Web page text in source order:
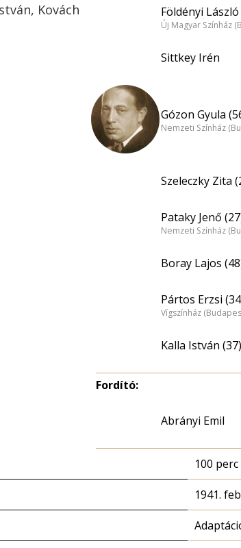
Kovách
Földényi László
Új Magyar Színház
Sittkey Irén
Gózon Gyula
Nemzeti Színház
Szeleczky Zita
Pataky Jenő
Nemzeti Színház
Boray Lajos
Pártos Erzsi
Vígszínház
Kalla István (37)
Fordító:
Abrányi Emil
100 perc
1941.